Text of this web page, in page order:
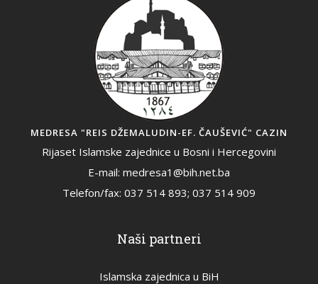
MEDRESA "REIS DŽEMALUDIN-EF. ČAUŠEVIĆ" CAZIN
Rijaset Islamske zajednice u Bosni i Hercegovini
E-mail: medresa1@bih.net.ba
Telefon/fax: 037 514 893; 037 514 909
Naši partneri
Islamska zajednica u BiH